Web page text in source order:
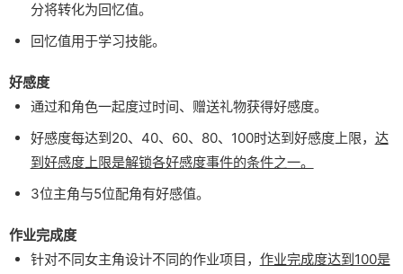
分将转化为回忆值。
回忆值用于学习技能。
好感度
通过和角色一起度过时间、赠送礼物获得好感度。
好感度每达到20、40、60、80、100时达到好感度上限， 达
到好感度上限是解锁各好感度事件的条件之一。
3位主角与5位配角有好感值。
作业完成度
针对不同女主角设计不同的作业项目， 作业完成度达到100是